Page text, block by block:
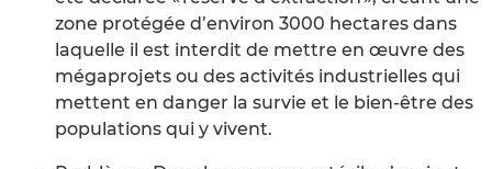
zone protégée d’environ 3000 hectares dans
laquelle il est interdit de mettre en œuvre des
mégaprojets ou des activités industrielles qui
mettent en danger la survie et le bien-être des
populations qui y vivent.